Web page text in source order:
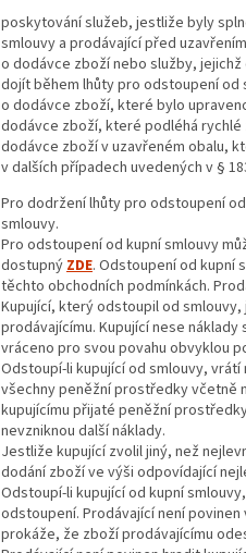
poskytování služeb, jestliže byly
smlouvy a prodávající před
o dodávce zboží nebo služby, jejichž
dojít během lhůty pro odstoupení od
o dodávce zboží, které bylo
dodávce zboží, které podléhá
dodávce zboží v uzavřeném obalu,
v dalších případech uvedených v §
Pro dodržení lhůty pro odstoupení
smlouvy.
Pro odstoupení od kupní smlouvy
dostupnýZDE. Odstoupení od kupní
těchto obchodních podmínkách.
Kupující, který odstoupil od
prodávajícímu. Kupující nese
vráceno pro svou povahu obvyklou
Odstoupí-li kupující od smlouvy,
všechny peněžní prostředky včetně
kupujícímu přijaté peněžní
nevzniknou další náklady.
Jestliže kupující zvolil jiný, než
dodání zboží ve výši odpovídající
Odstoupí-li kupující od kupní
odstoupení. Prodávající není
prokáže, že zboží prodávajícímu